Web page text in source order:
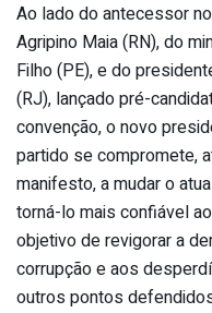
Ao lado do antecessor
Agripino Maia (RN), do
Filho (PE), e do
(RJ), lançado pré-
convenção, o novo
partido se compromete,
manifesto, a mudar o
torná-lo mais confiável
objetivo de revigorar a
corrupção e aos
outros pontos